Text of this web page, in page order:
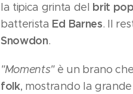
la tipica grinta del brit pop
batterista Ed Barnes. Il
Snowdon.
"Moments"è un brano
folk, mostrando la